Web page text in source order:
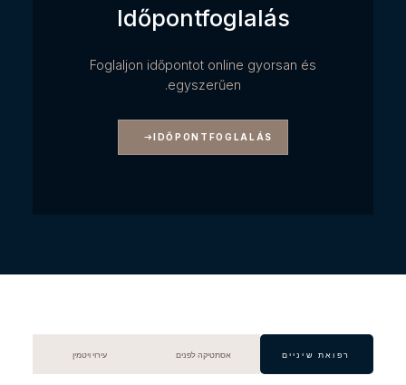
Időpontfoglalás
Foglaljon időpontot online gyorsan és
egyszerűen.
IDŐPONTFOGLALÁS
רפואת שיניים אסתטיקה לפנים עירוי ויטמין